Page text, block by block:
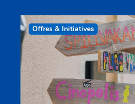
Offres & Initiatives